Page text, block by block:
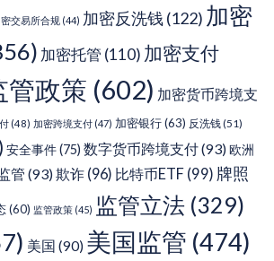
交易所合规 (44) 加密反洗钱 (122) 加密
加密托管 (110) 加密支付
管政策 (602) 加密货币跨境支
(48) 加密跨境支付 (47) 加密银行(63) 反洗钱(51)
安全事件(75) 数字货币跨境支付(93)欧洲
管 (93)欺诈 (96) 比特币ETF (99) 牌照
(60) 监管政策 (45) 监管立法 (329)
美国 (90) 美国监管 (474)